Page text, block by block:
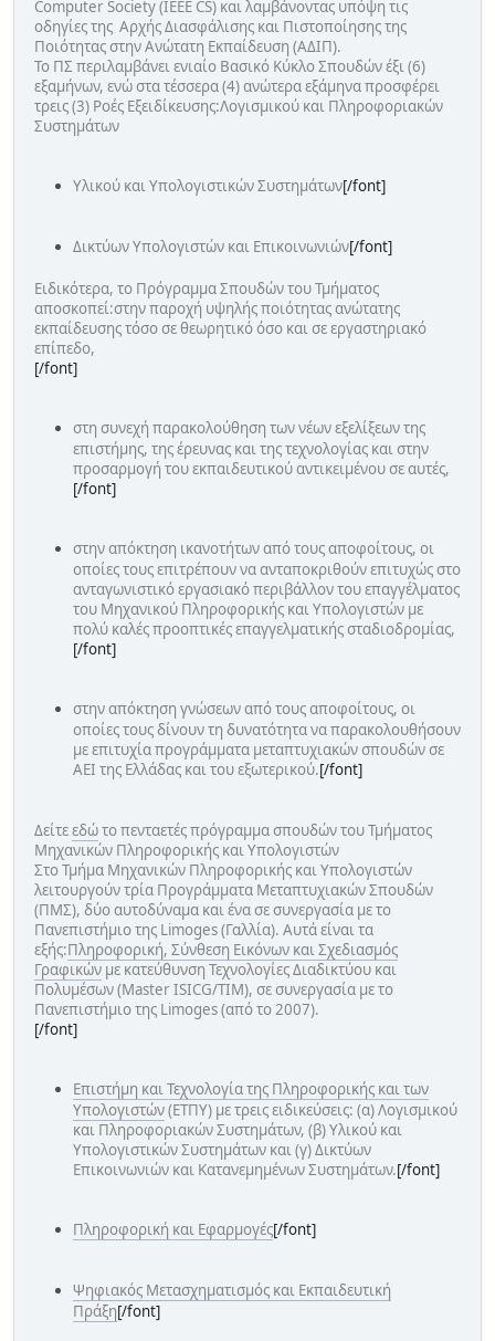
Computer Society (ΙΕΕΕ CS) και λαμβάνοντας υπόψη τις
οδηγίες της Αρχής Διασφάλισης και Πιστοποίησης της
Ποιότητας στην Ανώτατη Εκπαίδευση (ΑΔΙΠ).
Το ΠΣ περιλαμβάνει ενιαίο Βασικό Κύκλο Σπουδών έξι (6)
εξαμήνων, ενώ στα τέσσερα (4) ανώτερα εξάμηνα προσφέρει
τρεις (3) Ροές Εξειδίκευσης:Λογισμικού και Πληροφοριακών
Συστημάτων
Υλικού και Υπολογιστικών Συστημάτων[/font]
Δικτύων Υπολογιστών και Επικοινωνιών[/font]
Ειδικότερα, το Πρόγραμμα Σπουδών του Τμήματος
αποσκοπεί:στην παροχή υψηλής ποιότητας ανώτατης
εκπαίδευσης τόσο σε θεωρητικό όσο και σε εργαστηριακό
επίπεδο,
[/font]
στη συνεχή παρακολούθηση των νέων εξελίξεων της
επιστήμης, της έρευνας και της τεχνολογίας και στην
προσαρμογή του εκπαιδευτικού αντικειμένου σε αυτές,
[/font]
στην απόκτηση ικανοτήτων από τους αποφοίτους, οι
οποίες τους επιτρέπουν να ανταποκριθούν επιτυχώς στο
ανταγωνιστικό εργασιακό περιβάλλον του επαγγέλματος
του Μηχανικού Πληροφορικής και Υπολογιστών με
πολύ καλές προοπτικές επαγγελματικής σταδιοδρομίας,
[/font]
στην απόκτηση γνώσεων από τους αποφοίτους, οι
οποίες τους δίνουν τη δυνατότητα να παρακολουθήσουν
με επιτυχία προγράμματα μεταπτυχιακών σπουδών σε
ΑΕΙ της Ελλάδας και του εξωτερικού.[/font]
Δείτεεδώτο πενταετές πρόγραμμα σπουδών του Τμήματος
Μηχανικών Πληροφορικής και Υπολογιστών
Στο Τμήμα Μηχανικών Πληροφορικής και Υπολογιστών
λειτουργούν τρία Προγράμματα Μεταπτυχιακών Σπουδών
(ΠΜΣ), δύο αυτοδύναμα και ένα σε συνεργασία με το
Πανεπιστήμιο της Limoges (Γαλλία). Αυτά είναι τα
εξής:Πληροφορική, Σύνθεση Εικόνων και Σχεδιασμός
Γραφικών με κατεύθυνση Τεχνολογίες Διαδικτύου και
Πολυμέσων (Master ISICG/TIM), σε συνεργασία με το
Πανεπιστήμιο της Limoges (από το 2007).
[/font]
Επιστήμη και Τεχνολογία της Πληροφορικής και των
Υπολογιστών(ETΠΥ) με τρεις ειδικεύσεις: (α) Λογισμικού
και Πληροφοριακών Συστημάτων, (β) Υλικού και
Υπολογιστικών Συστημάτων και (γ) Δικτύων
Επικοινωνιών και Κατανεμημένων Συστημάτων.[/font]
Πληροφορική και Εφαρμογές[/font]
Ψηφιακός Μετασχηματισμός και Εκπαιδευτική
Πράξη[/font]